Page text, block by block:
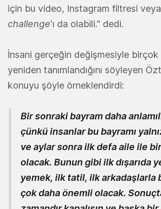
için bu video, Instagram filtresi
challenge'ı da olabili." dedi.
İnsani gerçeğin değişmesiyle birçok
yeniden tanımlandığını söyleyen
konuyu şöyle örneklendirdi:
Bir sonraki bayram daha
çünkü insanlar bu bayramı
ve aylar sonra ilk defa aile ile
olacak. Bunun gibi ilk dışarıda
yemek, ilk tatil, ilk arkadaşlarla
çok daha önemli olacak.